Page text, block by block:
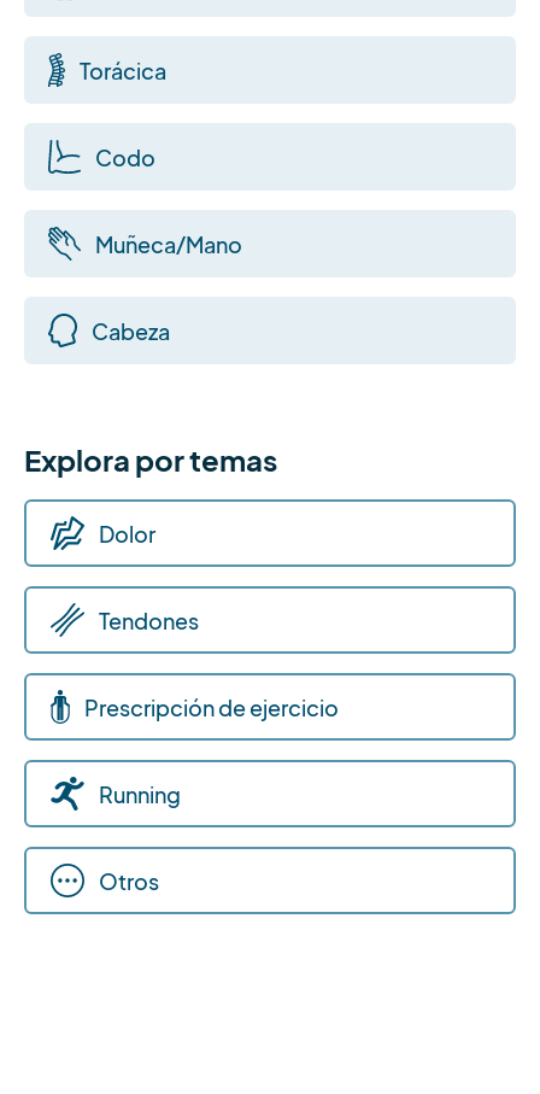
Torácica
Codo
Muñeca/Mano
Cabeza
Explora por temas
Dolor
Tendones
Prescripción de ejercicio
Running
Otros